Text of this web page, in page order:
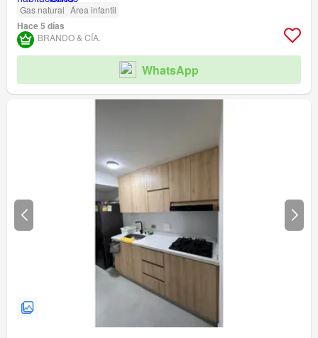
Gas natural Área infantil
Hace 5 días
BRANDO & CÍA.
WhatsApp